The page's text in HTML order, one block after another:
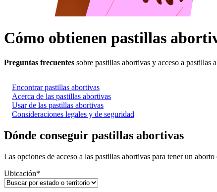
Cómo obtienen pastillas
Preguntas frecuentes sobre pastillas abortivas y acceso a pastillas
Encontrar pastillas abortivas
Acerca de las pastillas abortivas
Usar de las pastillas abortivas
Consideraciones legales y de seguridad
Dónde conseguir pastillas abortivas
Las opciones de acceso a las pastillas abortivas para tener un
Ubicación*